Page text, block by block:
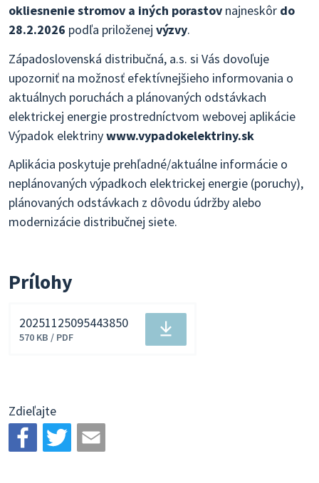
okliesnenie stromov a iných porastov najneskôr do
28.2.2026 podľa priloženej výzvy.
Západoslovenská distribučná, a.s. si Vás dovoľuje
upozorniť na možnosť efektívnejšieho informovania o
aktuálnych poruchách a plánovaných odstávkach
elektrickej energie prostredníctvom webovej aplikácie
Výpadok elektrinywww.vypadokelektriny.sk
Aplikácia poskytuje prehľadné/aktuálne informácie o
neplánovaných výpadkoch elektrickej energie (poruchy),
plánovaných odstávkach z dôvodu údržby alebo
modernizácie distribučnej siete.
Prílohy
Stiahnuť
20251125095443850
570 KB / PDF
Zdieľajte